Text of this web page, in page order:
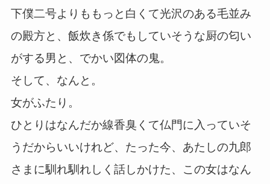
下僕二号よりももっと白くて光沢のある毛並み
の殿方と、飯炊き係でもしていそうな厨の匂い
がする男と、でかい図体の鬼。
そして、なんと。
女がふたり。
ひとりはなんだか線香臭くて仏門に入っていそ
うだからいいけれど、たった今、あたしの九郎
さまに馴れ馴れしく話しかけた、この女はなん